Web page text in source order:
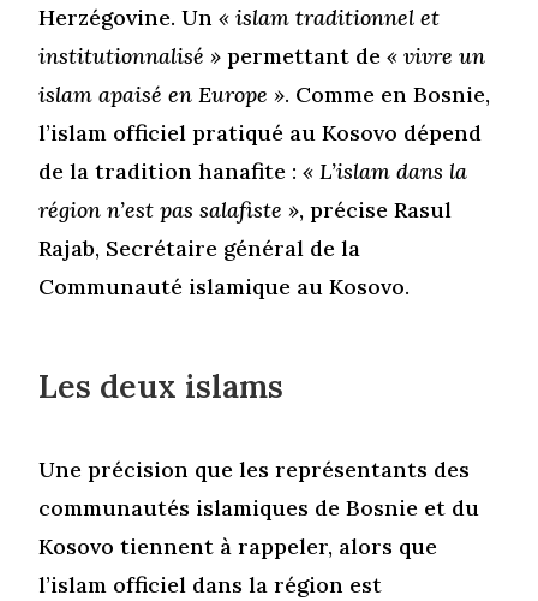
Herzégovine. Un« islam traditionnel et
institutionnalisé » permettant de« vivre un
islam apaisé en Europe ». Comme en Bosnie,
l’islam officiel pratiqué au Kosovo dépend
de la tradition hanafite :« L’islam dans la
région n’est pas salafiste », précise Rasul
Rajab, Secrétaire général de la
Communauté islamique au Kosovo.
Les deux islams
Une précision que les représentants des
communautés islamiques de Bosnie et du
Kosovo tiennent à rappeler, alors que
l’islam officiel dans la région est